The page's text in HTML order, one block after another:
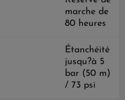
marche de
80 heures
Étanchéité
jusqu?à 5
bar (50 m)
/ 73 psi